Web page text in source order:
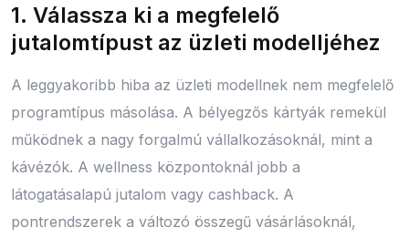
1. Válassza ki a megfelelő
jutalomtípust az üzleti modelljéhez
A leggyakoribb hiba az üzleti modellnek nem megfelelő
programtípus másolása. A bélyegzős kártyák remekül
működnek a nagy forgalmú vállalkozásoknál, mint a
kávézók. A wellness központoknál jobb a
látogatásalapú jutalom vagy cashback. A
pontrendszerek a változó összegű vásárlásoknál,